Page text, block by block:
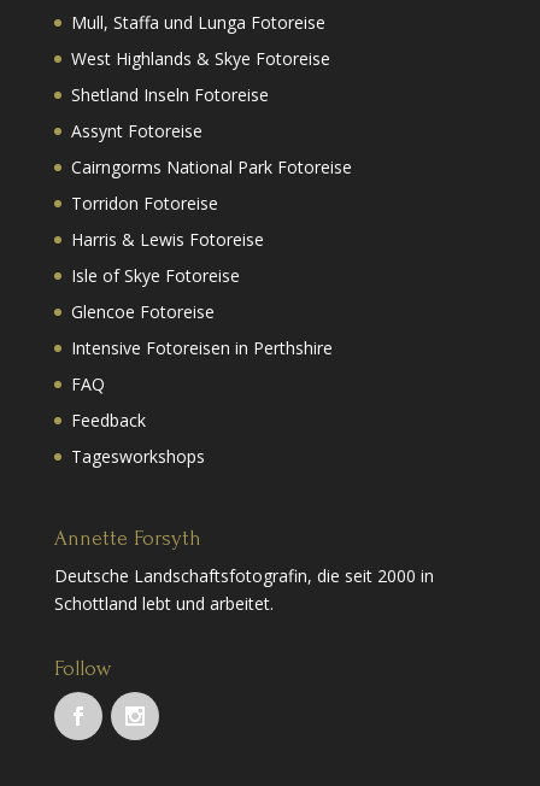
Mull, Staffa und Lunga Fotoreise
West Highlands & Skye Fotoreise
Shetland Inseln Fotoreise
Assynt Fotoreise
Cairngorms National Park Fotoreise
Torridon Fotoreise
Harris & Lewis Fotoreise
Isle of Skye Fotoreise
Glencoe Fotoreise
Intensive Fotoreisen in Perthshire
FAQ
Feedback
Tagesworkshops
Annette Forsyth
Deutsche Landschaftsfotografin, die seit 2000 in
Schottland lebt und arbeitet.
Follow